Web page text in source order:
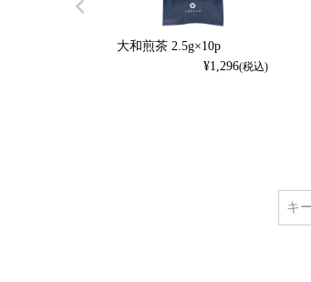
大和煎茶 2.5g×10p
¥1,296(税込)